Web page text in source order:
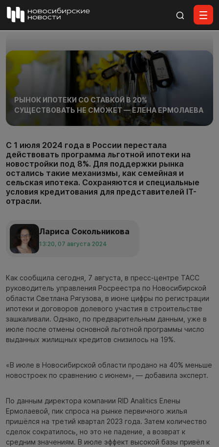
РЫНОК ИПОТЕКИ СО СТАВКОЙ В 20%
СУЩЕСТВОВАТЬ НЕ СМОЖЕТ — ЕЛЕНА ЕРМОЛАЕВА
С 1 июля 2024 года в России перестала
действовать программа льготной ипотеки на
новостройки под 8%. Для поддержки рынка
остались такие механизмы, как семейная и
сельская ипотека. Сохраняются и специальные
условия кредитования для представителей IT-
отрасли.
Лариса Сокольникова
13:20, 07 августа 2024
Как сообщила сегодня, 7 августа, в пресс-центре ТАСС
руководитель управления Росреестра по Новосибирской
области Светлана Рягузова, в июне цифры по регистрации
ипотеки и договоров долевого участия в строительстве
зашкаливали. Однако, по предварительным данным, уже в
июле после отмены основной льготной программы число
выданных жилищных кредитов снизилось на 19%.
«В июле в Новосибирской области продано на 40% меньше
новостроек по сравнению с июнем», — добавила эксперт.
По данным директора компании RID Analitics Елены
Ермолаевой, пик спроса на рынке первичного жилья
пришёлся на третий квартал 2023 года. Затем количество
сделок сократилось, но это не падение, а возврат к
средним значениям. В июле эффект высокой базы привёл к